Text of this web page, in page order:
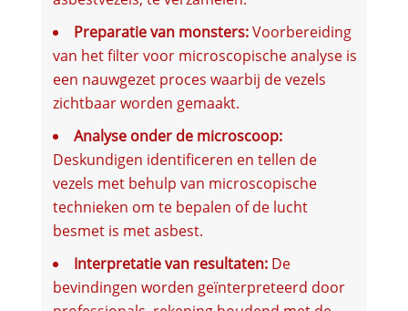
Preparatie van monsters:Voorbereiding
van het filter voor microscopische analyse is
een nauwgezet proces waarbij de vezels
zichtbaar worden gemaakt.
Analyse onder de microscoop:
Deskundigen identificeren en tellen de
vezels met behulp van microscopische
technieken om te bepalen of de lucht
besmet is met asbest.
Interpretatie van resultaten:De
bevindingen worden geïnterpreteerd door